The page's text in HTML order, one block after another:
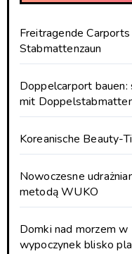
Freitragende
Stabmattenzaun
Doppelcarport
mit
Koreanische Beauty-
Nowoczesne
metodą WUKO
Domki nad morzem
wypoczynek blisko